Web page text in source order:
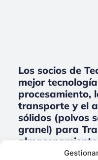
Los socios de
mejor
procesamiento,
transporte y el
sólidos (polvos
granel) para
mecánica,